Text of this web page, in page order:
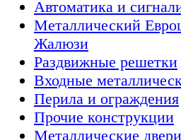
Автоматика и
Металлический
Жалюзи
Раздвижные решетки
Входные
Перила и ограждения
Прочие конструкции
Металлические двери